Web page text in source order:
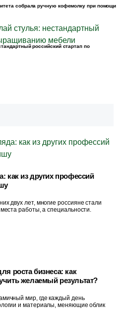
собрала ручную кофемолку при помощи
российский стартап по
как из других профессий
двух лет, многие россияне стали
работы, а специальности.
роста бизнеса: как
желаемый результат?
мир, где каждый день
и материалы, меняющие облик